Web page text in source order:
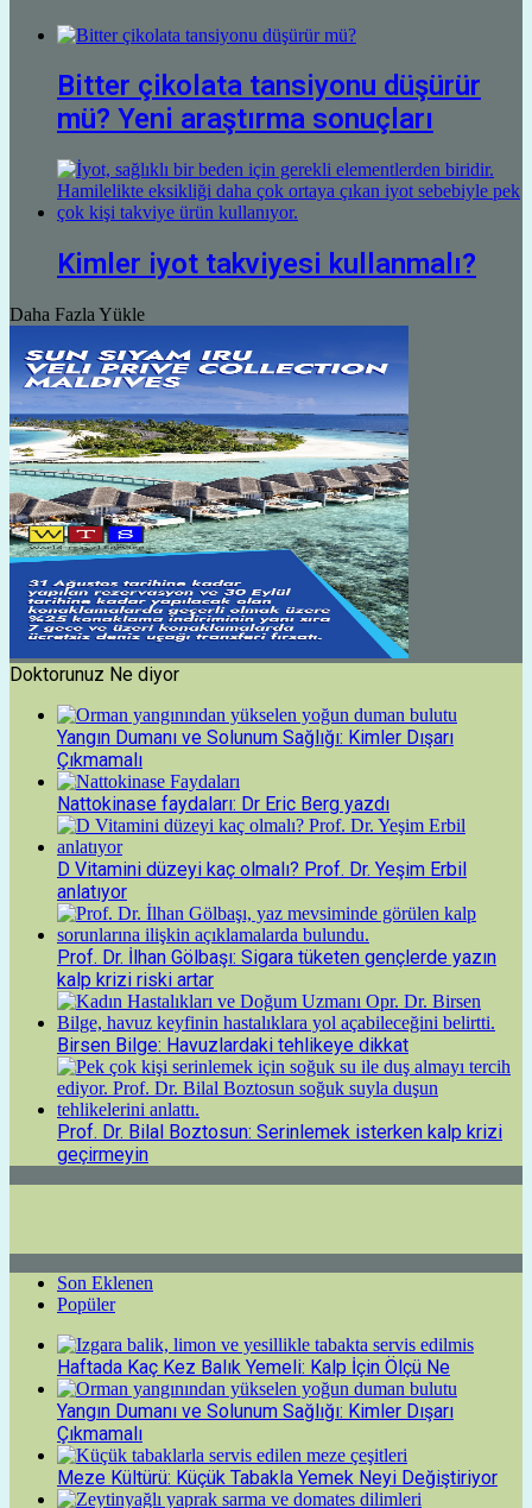
Bitter çikolata tansiyonu düşürür
mü? Yeni araştırma sonuçları
Kimler iyot takviyesi kullanmalı?
Daha Fazla Yükle
Doktorunuz Ne diyor
Yangın Dumanı ve Solunum Sağlığı: Kimler Dışarı
Çıkmamalı
Nattokinase faydaları: Dr Eric Berg yazdı
D Vitamini düzeyi kaç olmalı? Prof. Dr. Yeşim Erbil
anlatıyor
Prof. Dr. İlhan Gölbaşı: Sigara tüketen gençlerde yazın
kalp krizi riski artar
Birsen Bilge: Havuzlardaki tehlikeye dikkat
Prof. Dr. Bilal Boztosun: Serinlemek isterken kalp krizi
geçirmeyin
Son Eklenen
Popüler
Haftada Kaç Kez Balık Yemeli: Kalp İçin Ölçü Ne
Yangın Dumanı ve Solunum Sağlığı: Kimler Dışarı
Çıkmamalı
Meze Kültürü: Küçük Tabakla Yemek Neyi Değiştiriyor